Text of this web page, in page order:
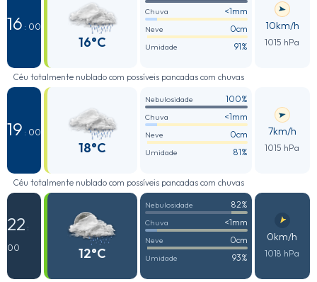
16 : 00
16°C
Chuva <1mm
Neve 0cm
Umidade 91%
10km/h
1015 hPa
Céu totalmente nublado com possíveis pancadas com chuvas
19 : 00
18°C
Nebulosidade 100%
Chuva <1mm
Neve 0cm
Umidade 81%
7km/h
1015 hPa
Céu totalmente nublado com possíveis pancadas com chuvas
22 :
00
12°C
Nebulosidade 82%
Chuva <1mm
Neve 0cm
Umidade 93%
0km/h
1018 hPa